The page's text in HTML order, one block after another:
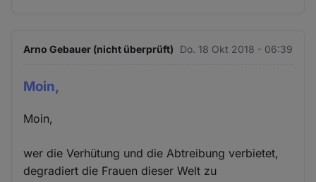
Arno Gebauer (nicht überprüft) Do. 18 Okt 2018 - 06:39
Moin,
Moin,
wer die Verhütung und die Abtreibung verbietet,
degradiert die Frauen dieser Welt zu